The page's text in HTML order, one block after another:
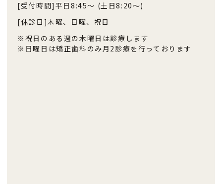
[受付時間] 平日8:45〜 (土日8:20〜)
[休診日]木曜、日曜、祝日
※祝日のある週の木曜日は診療します
※日曜日は矯正歯科のみ月2診療を行っております